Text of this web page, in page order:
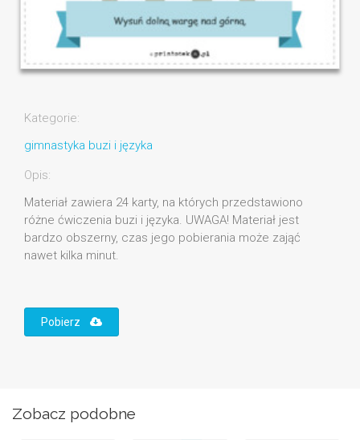
Kategorie:
gimnastyka buzi i języka
Opis:
Materiał zawiera 24 karty, na których przedstawiono
różne ćwiczenia buzi i języka. UWAGA! Materiał jest
bardzo obszerny, czas jego pobierania może zająć
nawet kilka minut.
Pobierz
Zobacz podobne